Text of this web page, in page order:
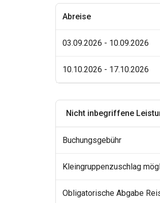
Abreise
03.09.2026 - 10.09.2026
10.10.2026 - 17.10.2026
Nicht inbegriffene
Buchungsgebühr
Kleingruppenzuschlag
Obligatorische Abgabe